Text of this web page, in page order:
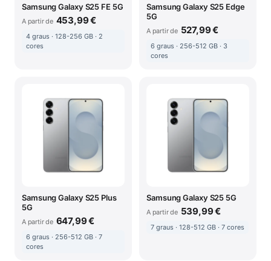
Samsung Galaxy S25 FE 5G
A partir de 453,99 €
4 graus · 128-256 GB · 2
cores
Samsung Galaxy S25 Edge
5G
A partir de 527,99 €
6 graus · 256-512 GB · 3
cores
Samsung Galaxy S25 Plus
5G
A partir de 647,99 €
6 graus · 256-512 GB · 7
cores
Samsung Galaxy S25 5G
A partir de 539,99 €
7 graus · 128-512 GB · 7 cores